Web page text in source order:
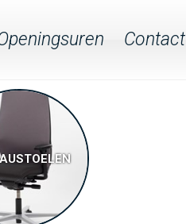
Contact